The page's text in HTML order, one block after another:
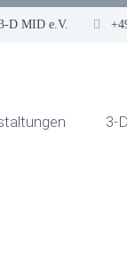
D MID e.V.
3-